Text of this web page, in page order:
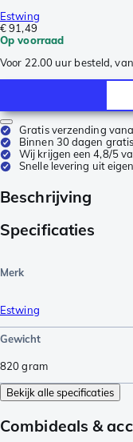
Estwing
€ 91,49
Op voorraad
Voor 22.00 uur besteld,
Gratis verzending
Binnen 30 dagen
Wij krijgen een 4,8/5
Snelle levering uit
Beschrijving
Specificaties
Merk
Estwing
Gewicht
820gram
Bekijk alle specificaties
Combideals &